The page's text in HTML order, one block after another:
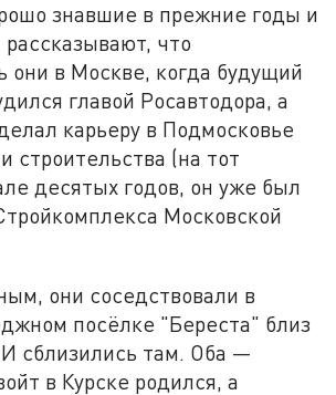
знавшие в прежние годы и
рассказывают, что
они в Москве, когда будущий
главой Росавтодора, а
карьеру в Подмосковье
строительства (на тот
десятых годов, он уже был
Московской
они соседствовали в
посёлке "Береста" близ
И сблизились там. Оба —
в Курске родился, а